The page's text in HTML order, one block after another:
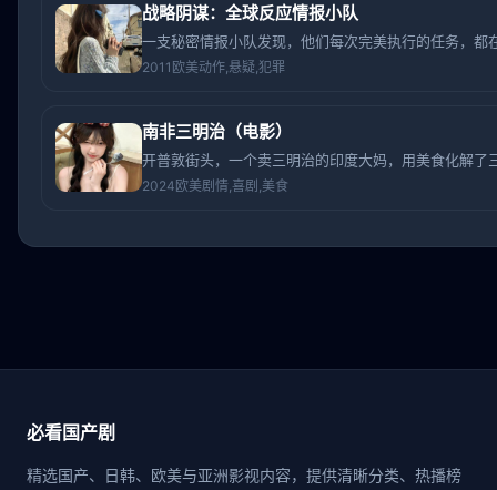
战略阴谋：全球反应情报小队
一支秘密情报小队发现，他们每次完美执行的任务，
2011 欧美动作,悬疑,犯罪
南非三明治（电影）
开普敦街头，一个卖三明治的印度大妈，用美食化解了
2024欧美剧情,喜剧,美食
必看国产剧
精选国产、日韩、欧美与亚洲影视内容，提供清晰分类、热播榜